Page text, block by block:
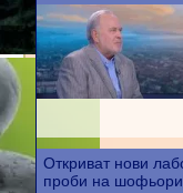
Откриват нови
проби на